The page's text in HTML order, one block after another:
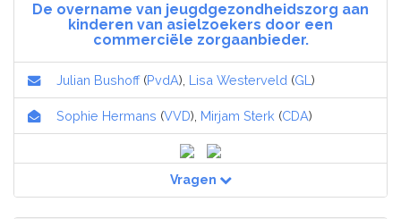
De overname van jeugdgezondheidszorg aan
kinderen van asielzoekers door een
commerciële zorgaanbieder.
Julian Bushoff(PvdA), Lisa Westerveld (GL )
Sophie Hermans (VVD), Mirjam Sterk (CDA)
Vragen